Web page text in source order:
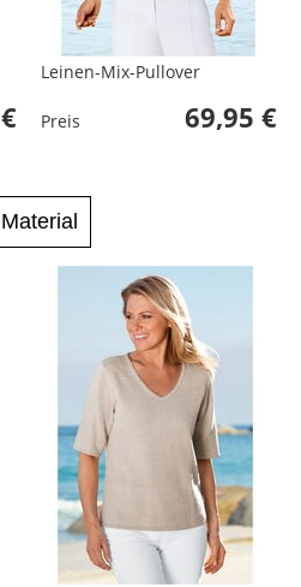
Leinen-Mix-Pullover
Preis 69,95 €
Material